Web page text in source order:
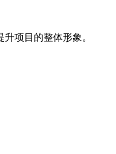
项⽬的整体形象。